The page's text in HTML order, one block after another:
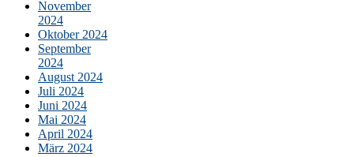
November
2024
Oktober 2024
September
2024
August 2024
Juli 2024
Juni 2024
Mai 2024
April 2024
März 2024